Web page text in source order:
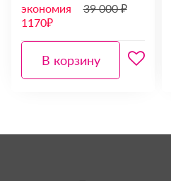
экономия
1170₽
39 000 ₽
В корзину